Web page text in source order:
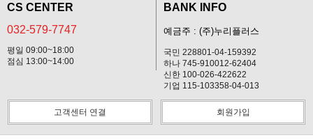
CS CENTER
032-579-7747
평일 09:00~18:00
점심 13:00~14:00
BANK INFO
예금주 : (주)누리플러스
국민 228801-04-159392
하나 745-910012-62404
신한 100-026-422622
기업 115-103358-04-013
고객센터 연결 회원가입